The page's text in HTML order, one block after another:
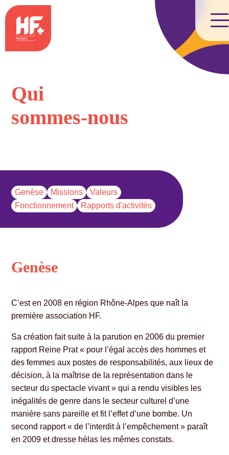
Aller
au
contenu
Qui
sommes-nous
Genèse Missions
Valeurs
Fonctionnement
Rapports d'activités
Genèse
C’est en 2008 en région Rhône-Alpes que naît la
première association HF.
Sa création fait suite à la parution en 2006 du premier
rapport Reine Prat « pour l’égal accès des hommes et
des femmes aux postes de responsabilités, aux lieux de
décision, à la maîtrise de la représentation dans le
secteur du spectacle vivant » qui a rendu visibles les
inégalités de genre dans le secteur culturel d’une
manière sans pareille et fit l’effet d’une bombe. Un
second rapport « de l’interdit à l’empêchement » paraît
en 2009 et dresse hélas les mêmes constats.